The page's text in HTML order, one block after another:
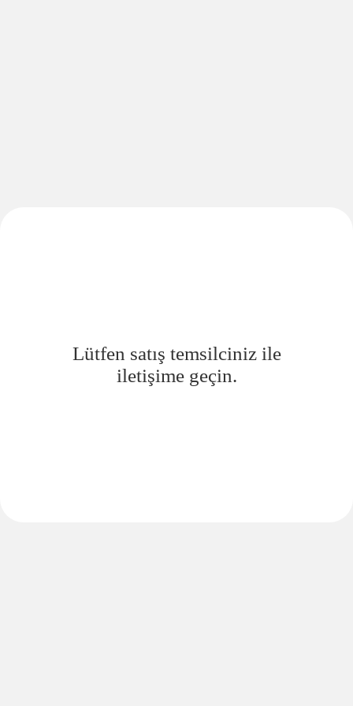
Lütfen satış temsilciniz ile
iletişime geçin.